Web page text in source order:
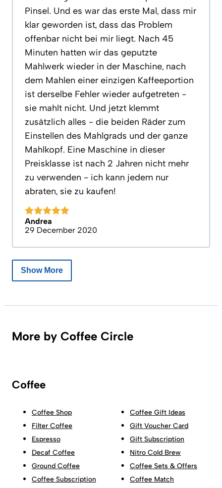
Pinsel. Und es war das erste Mal, dass mir
klar geworden ist, dass das Problem
offenbar nicht bei mir liegt. Nach 45
Minuten hatten wir das geputzte
Mahlwerk wieder in der Maschine, nach
dem Mahlen einer einzigen Kaffeeportion
ist derselbe Fehler wieder aufgetreten -
sie mahlt nicht. Und jetzt klemmt
zusätzlich alles - die beiden Räder zum
Einstellen des Mahlgrads und der ganze
Mahlkopf. Eine Maschine in dieser
Preisklasse ist nach 2 Jahren nicht mehr
zu verwenden - ich kann jedem nur
abraten, sie zu kaufen!
Andrea
29 December 2020
Show More
More by Coffee Circle
Coffee
Coffee Shop
Filter Coffee
Espresso
Decaf Coffee
Ground Coffee
Coffee Subscription
Coffee Gift Ideas
Gift Voucher Card
Gift Subscription
Nitro Cold Brew
Coffee Sets & Offers
Coffee Match